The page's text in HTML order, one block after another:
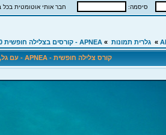
סיסמה: חבר אותי אוטומטית בכל
» גלרית תמונות » APNEA - קורסים בצלילה חופשית 2010
קורס צלילה חופשית - APNEA - עם גל, איאד, יאיר ובן - 011